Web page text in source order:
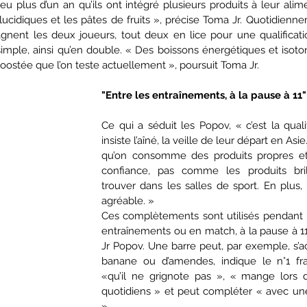
plus d’un an qu’ils ont intégré plusieurs produits à leur
et les pâtes de fruits », précise Toma Jr.
les deux joueurs, tout deux en lice pour une
ainsi qu’en double. « Des boissons énergétiques et
que l’on teste actuellement », poursuit Toma Jr.
"Entre les entraînements, à la pause à 11"
Ce qui a séduit les Popov, « c’est la
insiste l’aîné, la veille de leur départ en
qu’on consomme des produits propres
confiance, pas comme les produits
trouver dans les salles de sport. En
agréable. »
Ces complètements sont utilisés pendant
entraînements ou en match, à la pause à
Jr Popov. Une barre peut, par exemple,
banane ou d’amendes, indique le n°1
«qu’il ne grignote pas », « mange lors
quotidiens » et peut compléter « avec